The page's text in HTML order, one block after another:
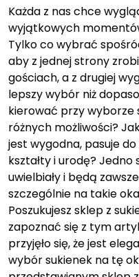
Każda z nas chce
wyjątkowych
Tylko co wybrać
aby z jednej strony
gościach, a z drugiej
lepszy wybór niż
kierować przy wyborze
różnych możliwości?
jest wygodna, pasuje
kształty i urodę? Jedno
uwielbiały i będą
szczególnie na takie
Poszukujesz sklep z
zapoznać się z tym
przyjęło się, że jest
wybór sukienek na tę